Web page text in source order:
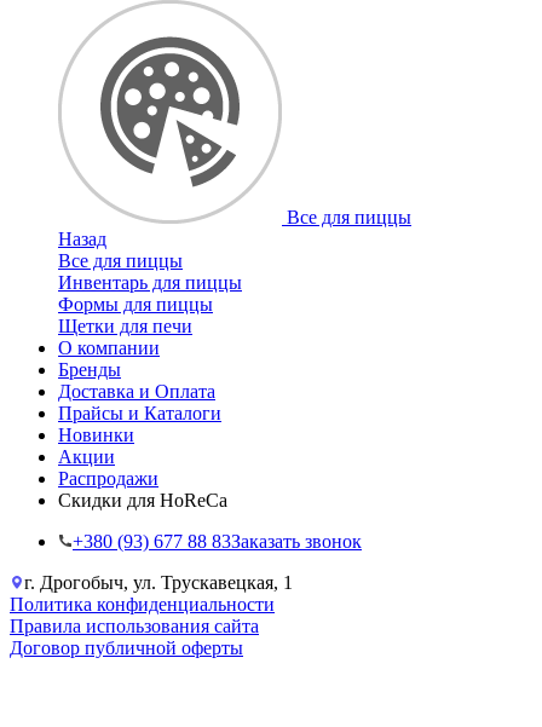
Все для пиццы
Назад
Все для пиццы
Инвентарь для пиццы
Формы для пиццы
Щетки для печи
О компании
Бренды
Доставка и Оплата
Прайсы и Каталоги
Новинки
Акции
Распродажи
Скидки для HoReCa
+38‎0 (93) 677 88 83Заказать звонок
г. Дрогобыч, ул. Трускавецкая, 1
Политика конфиденциальности
Правила использования сайта
Договор публичной оферты